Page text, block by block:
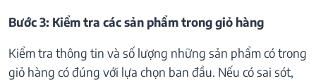
Bước 3: Kiểm tra các sản phẩm trong giỏ hàng
Kiểm tra thông tin và số lượng những sản phẩm có trong
giỏ hàng có đúng với lựa chọn ban đầu. Nếu có sai sót,